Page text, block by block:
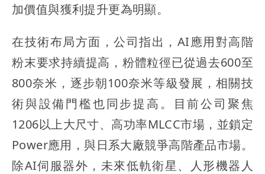
加價值與獲利提升更為明顯。
在技術布局方面，公司指出，AI應用對高階
粉末要求持續提高，粉體粒徑已從過去600至
800奈米，逐步朝100奈米等級發展，相關技
術與設備門檻也同步提高。目前公司聚焦
1206以上大尺寸、高功率MLCC市場，並鎖定
Power應用，與日系大廠競爭高階產品市場。
除AI伺服器外，未來低軌衛星、人形機器人